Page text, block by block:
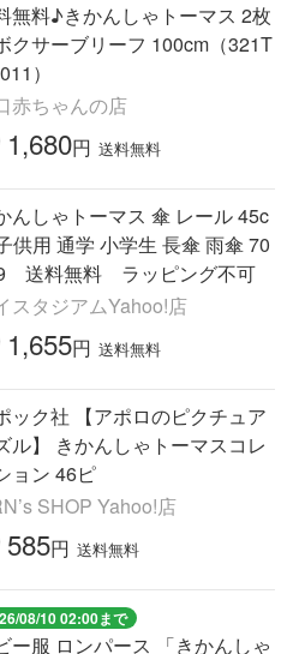
無料♪きかんしゃトーマス 2枚
クサーブリーフ 100cm（321T
）
赤ちゃんの店
1,680円 送料無料
んしゃトーマス 傘 レール 45c
供用 通学 小学生 長傘 雨傘 70
送料無料 ラッピング不可
スタジアムYahoo!店
1,655円 送料無料
ック社 【アポロのピクチュア
ル】 きかんしゃトーマスコレ
ョン 46ピ
SHOP Yahoo!店
585円 送料無料
08/10 02:00まで
ー服 ロンパース 「きかんしゃ